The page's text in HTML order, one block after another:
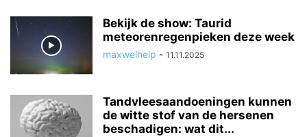
Bekijk de show: Taurid
meteorenregenpieken deze week
maxwelhelp - 11.11.2025
Tandvleesaandoeningen kunnen
de witte stof van de hersenen
beschadigen: wat dit...